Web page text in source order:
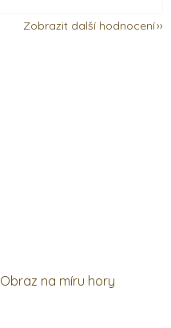
Obraz na míru hory
Zobrazit další hodnocení